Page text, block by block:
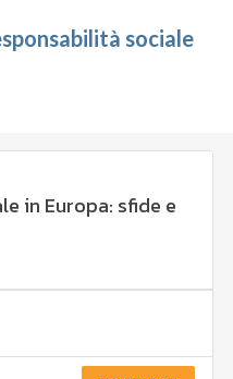
sociale
in Europa: sfide e